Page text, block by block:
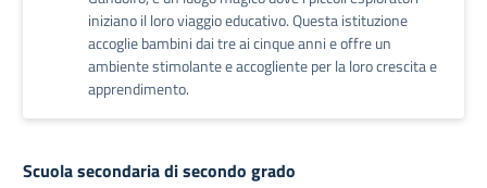
iniziano il loro viaggio educativo. Questa istituzione
accoglie bambini dai tre ai cinque anni e offre un
ambiente stimolante e accogliente per la loro crescita e
apprendimento.
Scuola secondaria di secondo grado